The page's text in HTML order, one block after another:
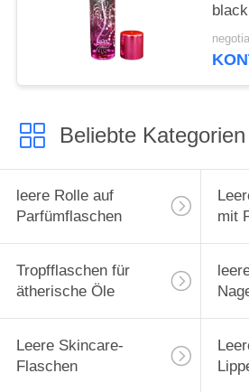
metal
Beliebte Kategorien
leere Rolle auf
Parfümflaschen
mit
Tropfflaschen für
ätherische Öle
Leere Skincare-
Flaschen